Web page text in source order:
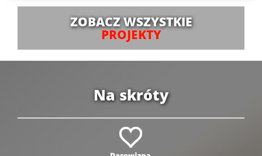
ZOBACZ WSZYSTKIE
PROJEKTY
Na skróty